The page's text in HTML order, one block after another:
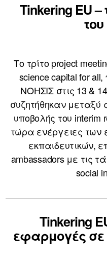
Tinkering EU
Το τρίτο project
science capital for
ΝΟΗΣΙΣ στις 13 &
συζητήθηκαν
υποβολής του interim
τώρα ενέργειες των
εκπαιδευτικών,
ambassadors με τις
social
Tinkering
εφαρμογές σε